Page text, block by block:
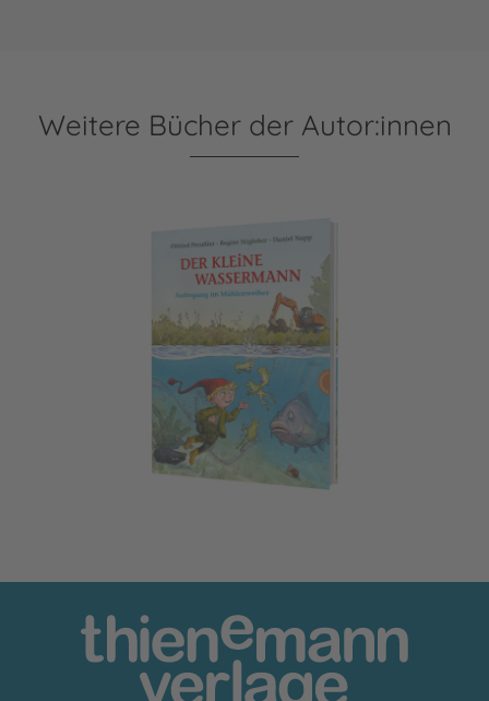
Weitere Bücher der Autor:innen
Der kleine Wassermann: Aufregung im Mühlenweiher